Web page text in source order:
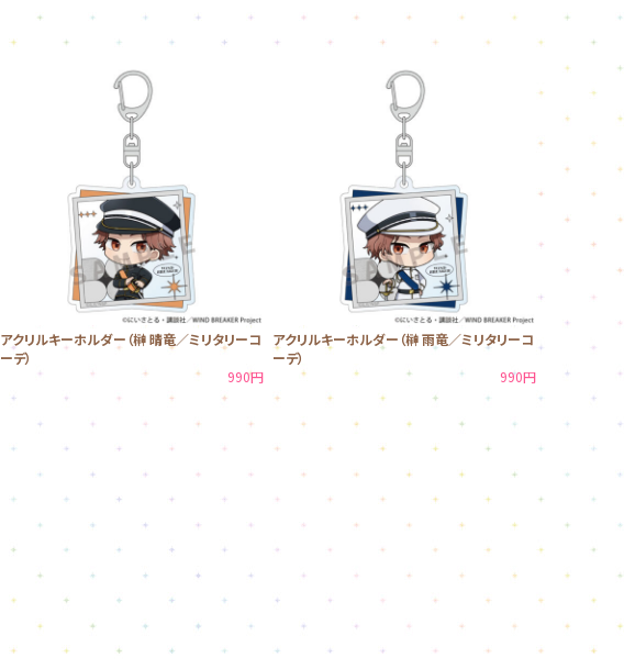
アクリルキーホルダー（榊 晴竜／ミリタリーコ
ーデ）
990円
アクリルキーホルダー（榊 雨竜／ミリタリーコ
ーデ）
990円